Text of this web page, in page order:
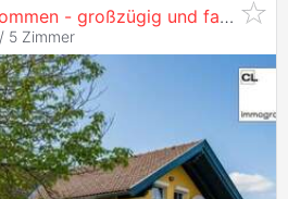
Ein Zuhause zum Ankommen - großzügig und familienfreundlich
5 Zimmer